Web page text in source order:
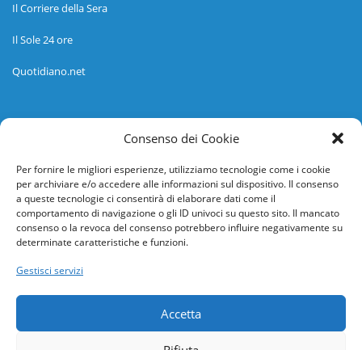
Consenso dei Cookie
Per fornire le migliori esperienze, utilizziamo tecnologie come i cookie
per archiviare e/o accedere alle informazioni sul dispositivo. Il consenso
a queste tecnologie ci consentirà di elaborare dati come il
comportamento di navigazione o gli ID univoci su questo sito. Il mancato
consenso o la revoca del consenso potrebbero influire negativamente su
determinate caratteristiche e funzioni.
Gestisci servizi
Accetta
Il Corriere della Sera
Il Sole 24 ore
Quotidiano.net
Informazioni
Help desk
Guida rapida